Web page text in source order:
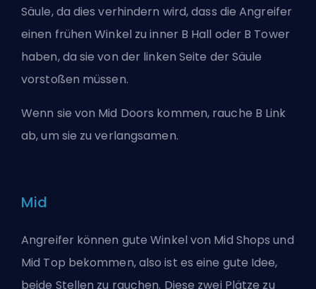
Säule, da dies verhindern wird, dass die Angreifer
einen frühen Winkel zu inner B Hall oder B Tower
haben, da sie von der linken Seite der Säule
vorstoßen müssen.
Wenn sie von Mid Doors kommen, rauche B Link
ab, um sie zu verlangsamen.
Mid
Angreifer können gute Winkel von Mid Shops und
Mid Top bekommen, also ist es eine gute Idee,
beide Stellen zu rauchen. Diese zwei Plätze zu